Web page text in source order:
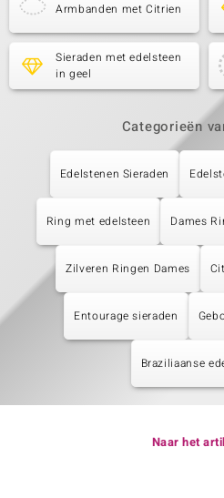
Armbanden met Citrien
Sieraden met edelsteen
in geel
Categorieën
Edelstenen Sieraden
Ring met edelsteen Dames
Zilveren Ringen Dames
Entourage sieraden
Braziliaanse
Naar het